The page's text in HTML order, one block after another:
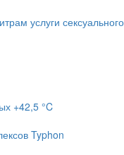
услуги
+42,5 °C
Typhon